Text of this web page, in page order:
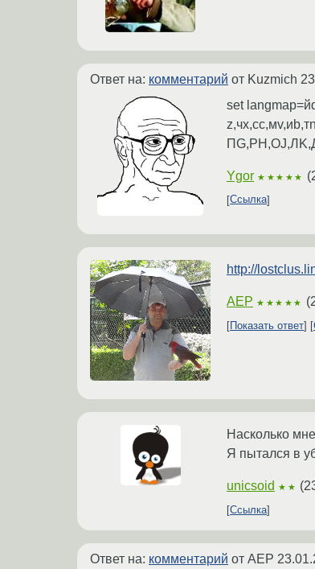
Ответ на: комментарий от Kuzmich
set
Ygor ★★★★★ (
Ссылка
http://
AEP ★★★★★ (
Показать ответ
Насколько
Я пытался в
unicsoid ★★ (
Ссылка
Ответ на: комментарий от AEP